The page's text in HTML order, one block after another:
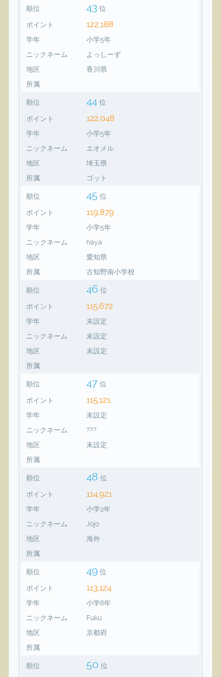
順位 43 位
ポイント 122,188
学年
小学5年
ニックネーム
よっしーず
地区
香川県
所属
順位 44 位
ポイント 122,048
学年
小学5年
ニックネーム
エオメル
地区
埼玉県
所属
ゴット
順位 45 位
ポイント 119,879
学年
小学5年
ニックネーム
haya
地区
愛知県
所属
古知野南小学校
順位 46 位
ポイント 115,672
学年
未設定
ニックネーム
未設定
地区
未設定
所属
順位 47 位
ポイント 115,121
学年
未設定
ニックネーム
???
地区
未設定
所属
順位 48 位
ポイント 114,921
学年
小学2年
ニックネーム
Jojo
地区
海外
所属
順位 49 位
ポイント 113,124
学年
小学6年
ニックネーム
Fuku
地区
京都府
所属
順位 50 位